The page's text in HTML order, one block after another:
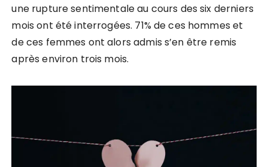
une rupture sentimentale au cours des six derniers
mois ont été interrogées. 71% de ces hommes et
de ces femmes ont alors admis s’en être remis
après environ trois mois.